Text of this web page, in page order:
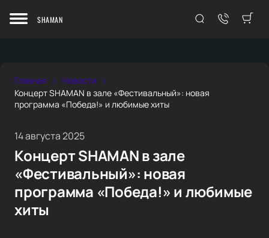
SHAMAN
Главная
Новости
Концерт SHAMAN в зале «Фестивальный»: новая
программа «Победа!» и любимые хиты
14 августа 2025
Концерт SHAMAN в зале
«Фестивальный»: новая
программа «Победа!» и любимые
хиты